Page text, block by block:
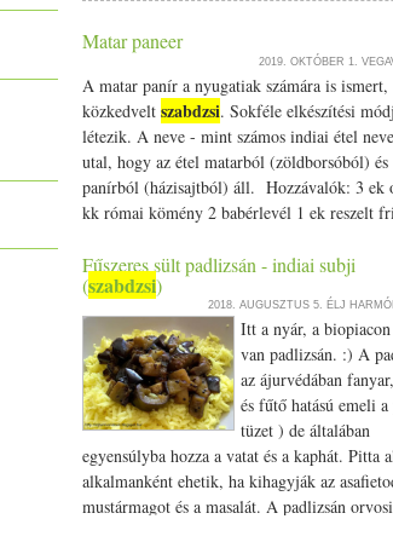
Matar paneer
2019. OKTÓBER 1.
A matar panír a nyugatiak számára is ismert,
közkedvelt szabdzsi. Sokféle elkészítési
létezik. A neve - mint számos indiai étel
utal, hogy az étel matarból (zöldborsóból) és
panírból (házisajtból) áll. Hozzávalók: 3 ek
kk római kömény 2 babérlevél 1 ek reszelt
Fűszeres sült padlizsán - indiai subji
(szabdzsi)
2018. AUGUSZTUS 5. ÉLJ
Itt a nyár, a
van padlizsán. :) A
az ájurvédában
és fűtő hatású emeli
tüzet ) de általában
egyensúlyba hozza a vatat és a kaphát. Pitta
alkalmanként ehetik, ha kihagyják az
mustármagot és a masalát. A padlizsán orvosi